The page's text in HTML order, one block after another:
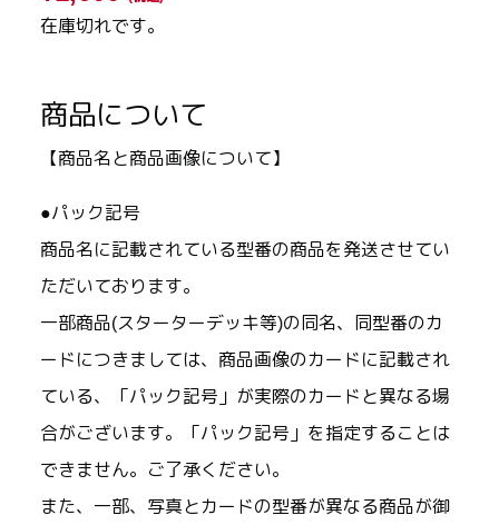
在庫切れです。
商品について
【商品名と商品画像について】
●パック記号
商品名に記載されている型番の商品を発送させてい
ただいております。
一部商品(スターターデッキ等)の同名、同型番のカ
ードにつきましては、商品画像のカードに記載され
ている、「パック記号」が実際のカードと異なる場
合がございます。「パック記号」を指定することは
できません。ご了承ください。
また、一部、写真とカードの型番が異なる商品が御